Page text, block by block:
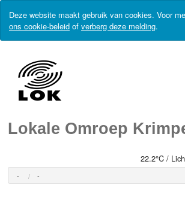
Deze website maakt gebruik van cookies. Voor
ons cookie-beleid of verberg deze melding.
Lokale Omroep
22.2°C /
- -